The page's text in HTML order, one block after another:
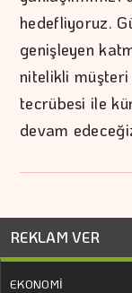
hedefliyoruz.
genişleyen
nitelikli müşteri
tecrübesi ile
devam
REKLAM VER
EKONOMİ